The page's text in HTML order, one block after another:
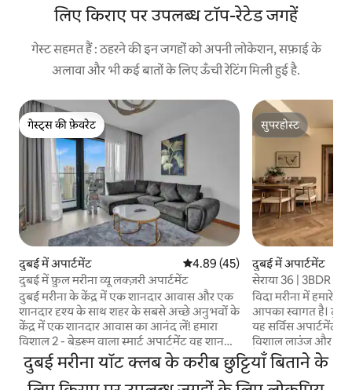
लिए किराए पर उपलब्ध टॉप-रेटेड जगहें
गेस्ट सहमत हैं : ठहरने की इन जगहों को अपनी लोकेशन, सफ़ाई के
अलावा और भी कई बातों के लिए ऊँची रेटिंग मिली हुई है.
गेस्ट्स की फ़ेवरेट
गेस्ट्स की फ़ेवरेट
दुबई में अपार्टमेंट औसत रेटिंग 5 में से 4.89, 45 समीक्षाएँ
4.89 (45)
दुबई में फ़ुल मरीना व्यू लक्ज़री अपार्टमेंट
दुबई मरीना के केंद्र में एक शानदार आवास और एक
शानदार दृश्य के साथ शहर के सबसे अच्छे अनुभवों के
केंद्र में एक शानदार आवास का आनंद लें! हमारा
विशाल 2 - बेडरूम वाला स्मार्ट अपार्टमेंट वह शानदार
अनुभव देता है, जिसके आप हकदार हैं। इमारत में
अद्भुत सुविधाएँ और 24 घंटे, सभी दिन सुरक्षा है ताकि
आप आराम से आराम कर सकें। हम एक स्वच्छ और
सुपरहोस्ट
सुपरहोस्ट
दुबई में अपार्टमेंट
सेराया 36 | 3BDR |
विदा मरीना में हमारे
आपका स्वागत है।
यह सर्विस अपार्टमेंट
विशाल लाउंज और
है। निवासी मरीना
स्टूडियो और बच्चों के
पूल का आनंद लेते हैं।
दुबई मरीना यॉट क्लब के करीब छुट्टियाँ बिताने के